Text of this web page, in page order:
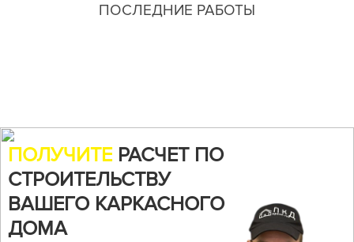
ПОСЛЕДНИЕ РАБОТЫ
ПОЛУЧИТЕ РАСЧЕТ ПО
СТРОИТЕЛЬСТВУ
ВАШЕГО КАРКАСНОГО
ДОМА